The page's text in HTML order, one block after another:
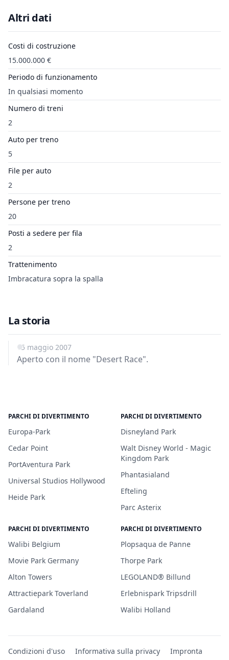
Altri dati
Costi di costruzione
15.000.000 €
Periodo di funzionamento
In qualsiasi momento
Numero di treni
2
Auto per treno
5
File per auto
2
Persone per treno
20
Posti a sedere per fila
2
Trattenimento
Imbracatura sopra la spalla
La storia
15 maggio 2007
Aperto con il nome "Desert Race".
PARCHI DI DIVERTIMENTO
Europa-Park
Cedar Point
PortAventura Park
Universal Studios Hollywood
Heide Park
PARCHI DI DIVERTIMENTO
Disneyland Park
Walt Disney World - Magic
Kingdom Park
Phantasialand
Efteling
Parc Asterix
PARCHI DI DIVERTIMENTO
Walibi Belgium
Movie Park Germany
Alton Towers
Attractiepark Toverland
Gardaland
PARCHI DI DIVERTIMENTO
Plopsaqua de Panne
Thorpe Park
LEGOLAND® Billund
Erlebnispark Tripsdrill
Walibi Holland
Condizioni d'uso Informativa sulla privacy Impronta